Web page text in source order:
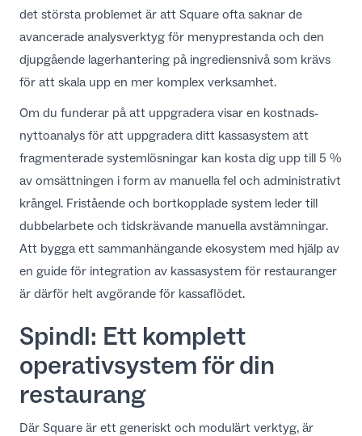
det största problemet är att Square ofta saknar de
avancerade analysverktyg för menyprestanda och den
djupgående lagerhantering på ingrediensnivå som krävs
för att skala upp en mer komplex verksamhet.
Om du funderar på att uppgradera visar en kostnads-
nyttoanalys för att uppgradera ditt kassasystem att
fragmenterade systemlösningar kan kosta dig upp till 5 %
av omsättningen i form av manuella fel och administrativt
krångel. Fristående och bortkopplade system leder till
dubbelarbete och tidskrävande manuella avstämningar.
Att bygga ett sammanhängande ekosystem med hjälp av
en guide för integration av kassasystem för restauranger
är därför helt avgörande för kassaflödet.
Spindl: Ett komplett
operativsystem för din
restaurang
Där Square är ett generiskt och modulärt verktyg, är